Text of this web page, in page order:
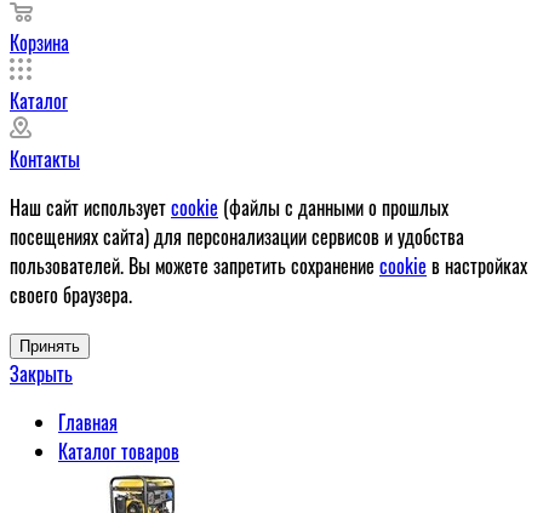
Корзина
Каталог
Контакты
Наш сайт используетcookie (файлы с данными о прошлых
посещениях сайта) для персонализации сервисов и удобства
пользователей. Вы можете запретить сохранение cookie в настройках
своего браузера.
Принять
Закрыть
Главная
Каталог товаров